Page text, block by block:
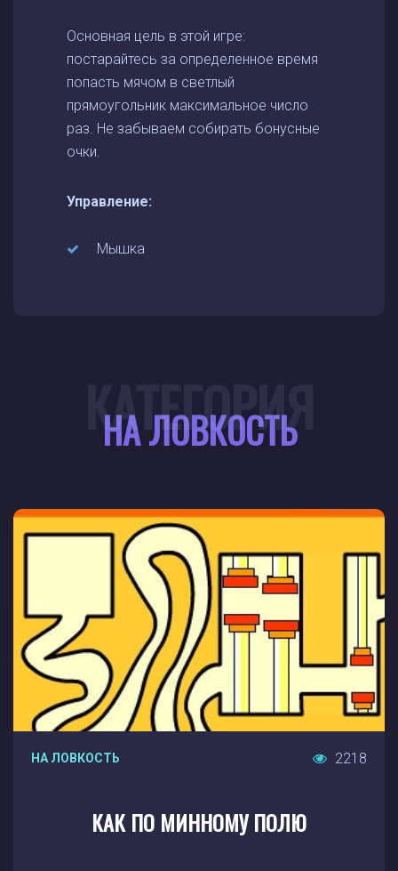
Основная цель в этой игре:
постарайтесь за определенное время
попасть мячом в светлый
прямоугольник максимальное число
раз. Не забываем собирать бонусные
очки.
Управление:
Мышка
НА ЛОВКОСТЬ
КАТЕГОРИЯ
НА ЛОВКОСТЬ 2218
КАК ПО МИННОМУ ПОЛЮ